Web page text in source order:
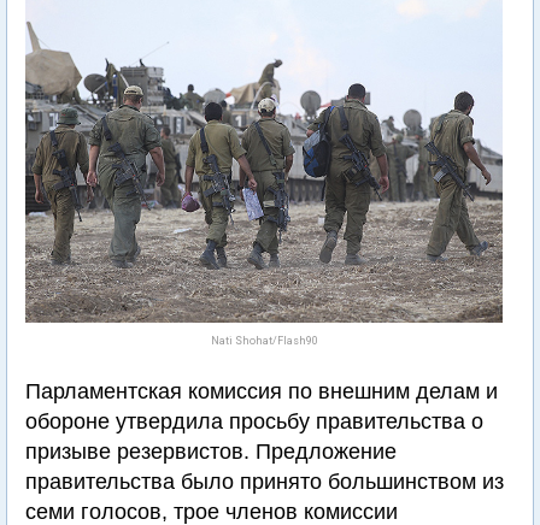
Nati Shohat/Flash90
Парламентская комиссия по внешним делам и
обороне утвердила просьбу правительства о
призыве резервистов. Предложение
правительства было принято большинством из
семи голосов, трое членов комиссии